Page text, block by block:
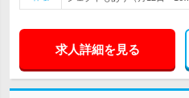
求人詳細を見る